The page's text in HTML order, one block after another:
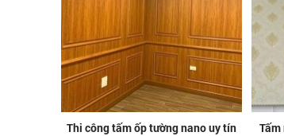
Thi công tấm ốp tường nano uy tín